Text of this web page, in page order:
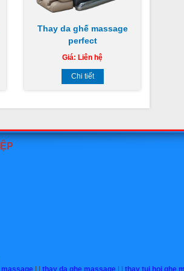
Thay da ghế massage
perfect
Giá: Liên hệ
Chi tiết